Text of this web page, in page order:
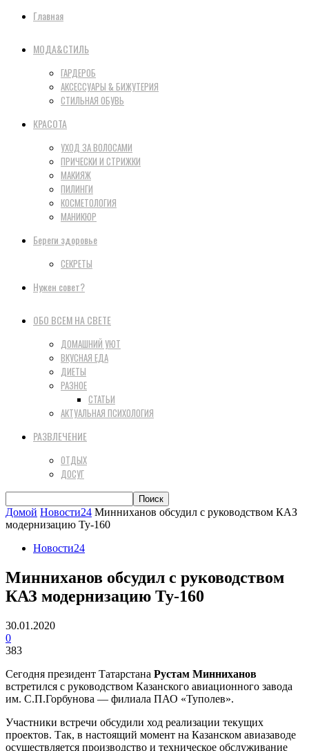
Главная
МОДА&СТИЛЬ
ГАРДЕРОБ
АКСЕССУАРЫ & БИЖУТЕРИЯ
СТИЛЬНАЯ ОБУВЬ
КРАСОТА
УХОД ЗА ВОЛОСАМИ
ПРИЧЕСКИ И СТРИЖКИ
МАКИЯЖ
ПИЛИНГИ
КОСМЕТОЛОГИЯ
МАНИКЮР
Береги здоровье
СЕКРЕТЫ
Нужен совет?
ОБО ВСЕМ НА СВЕТЕ
ДОМАШНИЙ УЮТ
ВКУСНАЯ ЕДА
ДИЕТЫ
РАЗНОЕ
СТАТЬИ
АКТУАЛЬНАЯ ПСИХОЛОГИЯ
РАЗВЛЕЧЕНИЕ
ОТДЫХ
ДОСУГ
Домой Новости24 Минниханов обсудил с руководством КАЗ
модернизацию Ту-160
Новости24
Минниханов обсудил с руководством
КАЗ модернизацию Ту-160
30.01.2020
0
383
Сегодня президент Татарстана Рустам Минниханов
встретился с руководством Казанского авиационного завода
им. С.П.Горбунова — филиала ПАО «Туполев».
Участники встречи обсудили ход реализации текущих
проектов. Так, в настоящий момент на Казанском авиазаводе
осуществляется производство и техническое обслуживание